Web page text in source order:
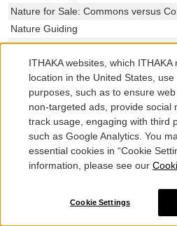
Nature for Sale: Commons versus
Nature Guiding
Nature Inc.: Environmental
Neoliberal Age
Nature, Nurture and Chance
The Nature of Northern Australia: its
values, ecological processes and
The Nature of Physical Computation
The Nature of the Spectacle: On
and Conserving Capitalism
The Nature-Study Idea: And Related
›Naturheiligtümer‹ im westlichen
in sakralen Kontexten von der
ITHAKA websites, which
location in the United States,
purposes, such as to ensure
non-targeted ads, provide social
track usage, engaging with third
such as Google Analytics. You
essential cookies in “Cookie
information, please see our
Cookie Settings